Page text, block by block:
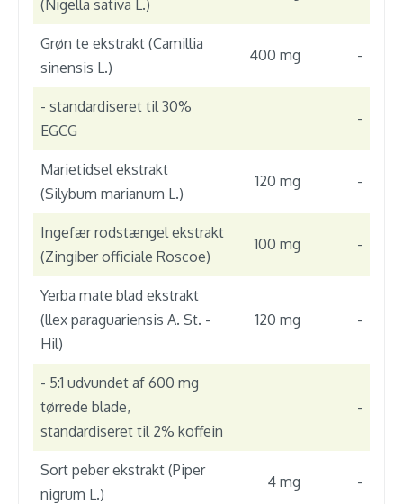
(Nigella sativa L.)
Grøn te ekstrakt (Camillia
sinensis L.)
400 mg -
- standardiseret til 30%
EGCG
-
Marietidsel ekstrakt
(Silybum marianum L.)
120 mg -
Ingefær rodstængel ekstrakt
(Zingiber officiale Roscoe)
100 mg -
Yerba mate blad ekstrakt
(llex paraguariensis A. St. -
Hil)
120 mg -
- 5:1 udvundet af 600 mg
tørrede blade,
standardiseret til 2% koffein
-
Sort peber ekstrakt (Piper
nigrum L.)
4 mg -